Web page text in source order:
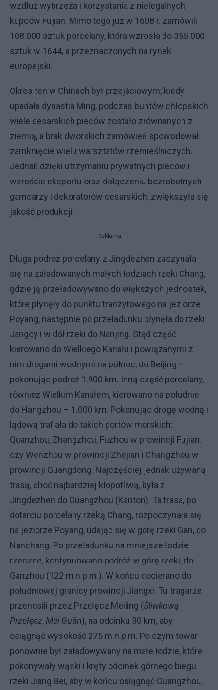
wzdłuż wybrzeża i korzystania z nielegalnych
kupców Fujian. Mimo tego już w 1608 r. zamówili
108.000 sztuk porcelany, która wzrosła do 355.000
sztuk w 1644, a przeznaczonych na rynek
europejski.
Okres ten w Chinach był przejściowym; kiedy
upadała dynastia Ming, podczas buntów chłopskich
wiele cesarskich pieców zostało zrównanych z
ziemią, a brak dworskich zamówień spowodował
zamknięcie wielu warsztatów rzemieślniczych.
Jednak dzięki utrzymaniu prywatnych pieców i
wzroście eksportu oraz dołączeniu bezrobotnych
garncarzy i dekoratorów cesarskich, zwiększyła się
jakość produkcji.
Reklama
Długa podróż porcelany z Jingdezhen zaczynała
się na załadowanych małych łodziach rzeki Chang,
gdzie ją przeładowywano do większych jednostek,
które płynęły do punktu tranzytowego na jeziorze
Poyang, następnie po przeładunku płynęła do rzeki
Jangcy i w dół rzeki do Nanjing. Stąd część
kierowano do Wielkiego Kanału i powiązanymi z
nim drogami wodnymi na północ, do Beijing –
pokonując podróż 1.900 km. Inną część porcelany,
również Wielkim Kanałem, kierowano na południe
do Hangzhou – 1.000 km. Pokonując drogę wodną i
lądową trafiała do takich portów morskich:
Quanzhou, Zhangzhou, Fuzhou w prowincji Fujian,
czy Wenzhou w prowincji Zhejian i Changzhou w
prowincji Guangdong. Najczęściej jednak używaną
trasą, choć najbardziej kłopotliwą, była z
Jingdezhen do Guangzhou (Kanton). Ta trasa, po
dotarciu porcelany rzeką Chang, rozpoczynała się
na jeziorze Poyang, udając się w górę rzeki Gan, do
Nanchang. Po przeładunku na mniejsze łodzie
rzeczne, kontynuowano podróż w górę rzeki, do
Ganzhou (122 m n.p.m.). W końcu docierano do
południowej granicy prowincji Jiangxi. Tu tragarze
przenosili przez Przełęcz Meiling (Śliwkową
Przełęcz, Méi Guān), na odcinku 30 km, aby
osiągnąć wysokość 275 m n.p.m. Po czym towar
ponownie był załadowywany na małe łodzie, które
pokonywały wąski i kręty odcinek górnego biegu
rzeki Jiang Bei, aby w końcu osiągnąć Guangzhou.